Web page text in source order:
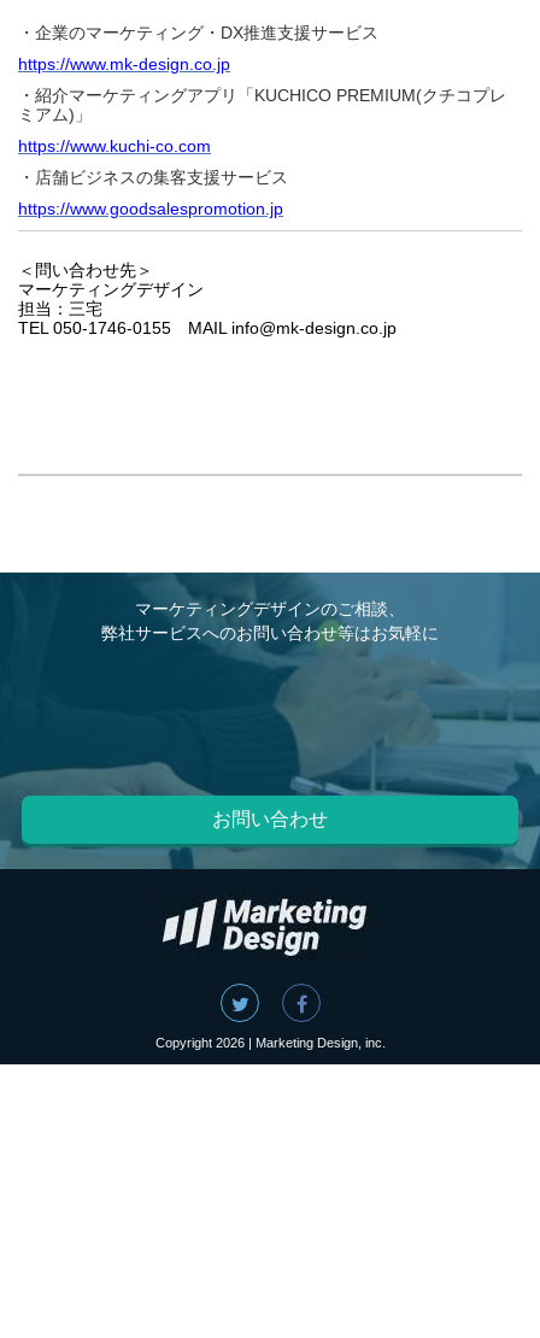
・企業のマーケティング・DX推進支援サービス
https://www.mk-design.co.jp
・紹介マーケティングアプリ「KUCHICO PREMIUM(クチコプレ
ミアム)」
https://www.kuchi-co.com
・店舗ビジネスの集客支援サービス
https://www.goodsalespromotion.jp
＜問い合わせ先＞
マーケティングデザイン
担当：三宅
TEL 050-1746-0155 MAIL info@mk-design.co.jp
マーケティングデザインのご相談、
弊社サービスへのお問い合わせ等はお気軽に
お問い合わせ
Copyright 2026 | Marketing Design, inc.